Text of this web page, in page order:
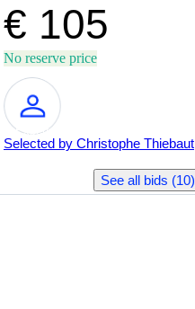
€ 105
No reserve price
Expert
Selected by Christophe Thiebaut
See all bids (10)